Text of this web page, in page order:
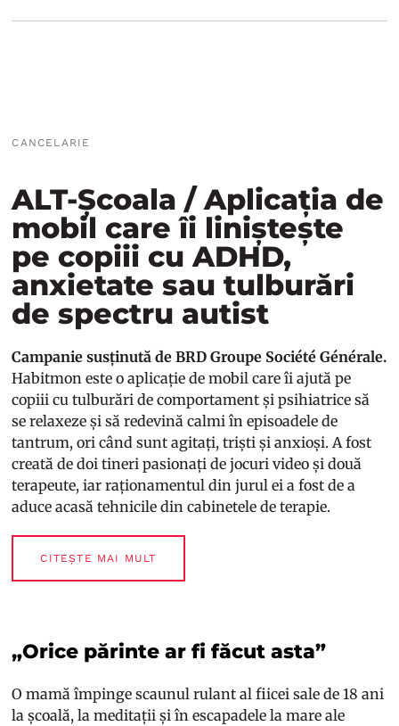
CANCELARIE
ALT-Școala / Aplicația de
mobil care îi liniștește
pe copiii cu ADHD,
anxietate sau tulburări
de spectru autist
Campanie susținută de BRD Groupe Société Générale.
Habitmon este o aplicație de mobil care îi ajută pe
copiii cu tulburări de comportament și psihiatrice să
se relaxeze și să redevină calmi în episoadele de
tantrum, ori când sunt agitați, triști și anxioși. A fost
creată de doi tineri pasionați de jocuri video și două
terapeute, iar raționamentul din jurul ei a fost de a
aduce acasă tehnicile din cabinetele de terapie.
CITEȘTE MAI MULT
„Orice părinte ar fi făcut asta”
O mamă împinge scaunul rulant al fiicei sale de 18 ani
la școală, la meditații și în escapadele la mare ale